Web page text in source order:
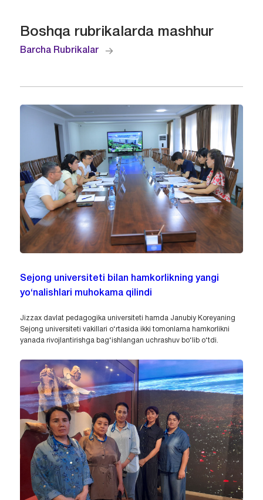
Boshqa rubrikalarda mashhur
Barcha Rubrikalar
Sejong universiteti bilan hamkorlikning yangi
yo‘nalishlari muhokama qilindi
Jizzax davlat pedagogika universiteti hamda Janubiy Koreyaning
Sejong universiteti vakillari o‘rtasida ikki tomonlama hamkorlikni
yanada rivojlantirishga bag‘ishlangan uchrashuv bo‘lib o‘tdi.